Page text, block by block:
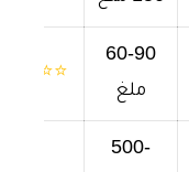
60-90
ملغ
500-